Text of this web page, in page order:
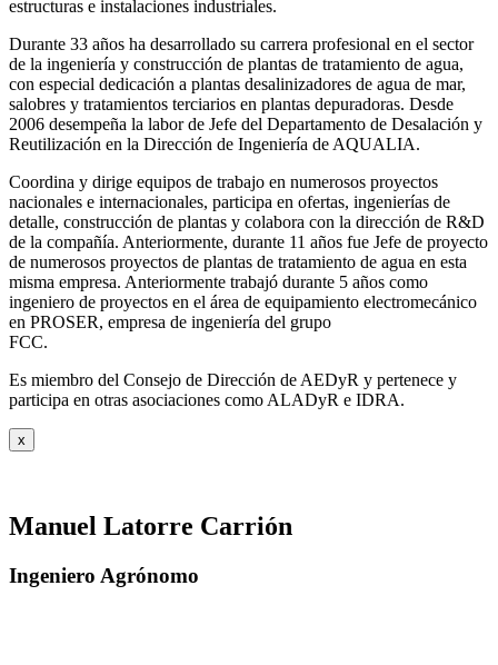
estructuras e instalaciones industriales.
Durante 33 años ha desarrollado su carrera profesional en el sector
de la ingeniería y construcción de plantas de tratamiento de agua,
con especial dedicación a plantas desalinizadores de agua de mar,
salobres y tratamientos terciarios en plantas depuradoras. Desde
2006 desempeña la labor de Jefe del Departamento de Desalación y
Reutilización en la Dirección de Ingeniería de AQUALIA.
Coordina y dirige equipos de trabajo en numerosos proyectos
nacionales e internacionales, participa en ofertas, ingenierías de
detalle, construcción de plantas y colabora con la dirección de R&D
de la compañía. Anteriormente, durante 11 años fue Jefe de proyecto
de numerosos proyectos de plantas de tratamiento de agua en esta
misma empresa. Anteriormente trabajó durante 5 años como
ingeniero de proyectos en el área de equipamiento electromecánico
en PROSER, empresa de ingeniería del grupo
FCC.
Es miembro del Consejo de Dirección de AEDyR y pertenece y
participa en otras asociaciones como ALADyR e IDRA.
x
Manuel Latorre Carrión
Ingeniero Agrónomo